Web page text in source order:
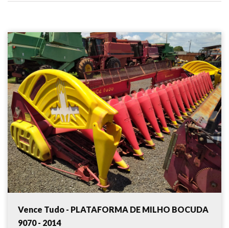
Vence Tudo - PLATAFORMA DE MILHO BOCUDA
9070 - 2014